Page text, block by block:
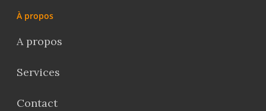
À propos
A propos
Services
Contact